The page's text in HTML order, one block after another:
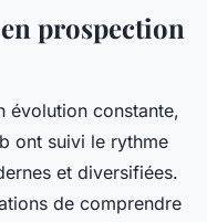
prospection
évolution constante,
ont suivi le rythme
et diversifiées.
de comprendre